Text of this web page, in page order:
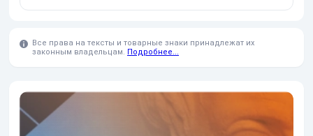
Все права на тексты и товарные знаки принадлежат их
законным владельцам. Подробнее...